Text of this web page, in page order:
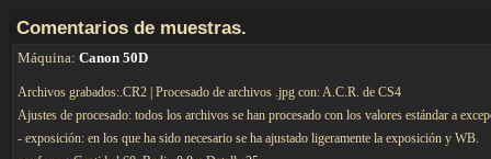
Comentarios de muestras.
Máquina: Canon 50D
Archivos grabados:.CR2 | Procesado de archivos .jpg con: A.C.R. de CS4
Ajustes de procesado: todos los archivos se han procesado con los valores estándar a
- exposición: en los que ha sido necesario se ha ajustado ligeramente la exposición y WB.